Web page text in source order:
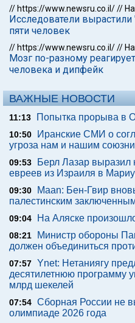
// https://www.newsru.co.il///
Исследователи
пяти человек
// https://www.newsru.co.il///
Мозг по-разному
человека и дипфейк
ВАЖНЫЕ НОВОСТИ
11:13 Попытка прорыва в
10:50
Иранские СМИ о
угроза нам и нашим
09:53
Берл Лазар
евреев из Израиля в
09:30
Maan: Бен-Гвир
палестинским
09:04 На Аляске
08:21
Министр обороны
должен объединиться
07:57 Ynet: Нетаниягу
десятилетнюю программу
млрд шекелей
07:54 Сборная России не
олимпиаде 2026 года